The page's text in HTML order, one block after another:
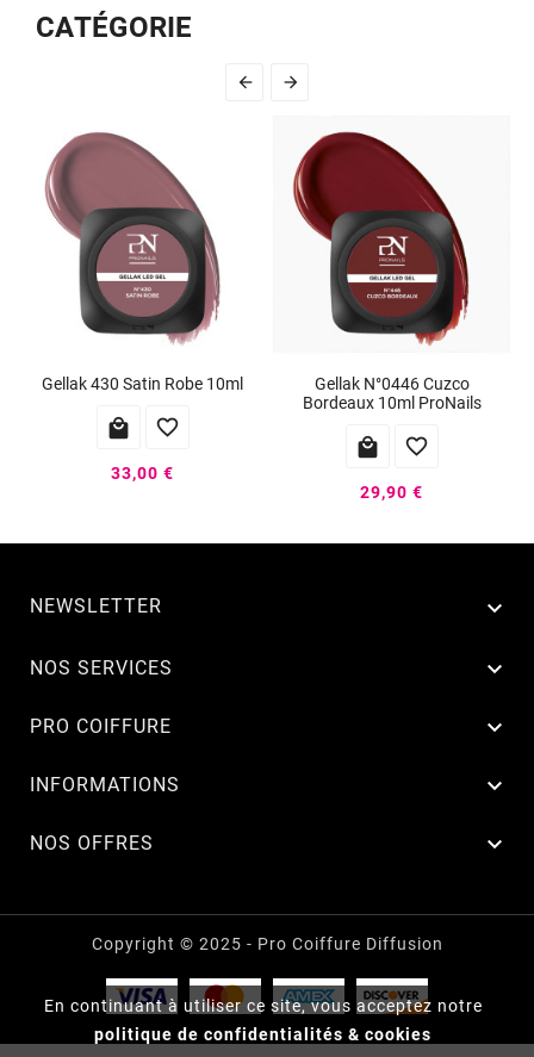
En continuant à utiliser ce site, vous acceptez notre
politique de confidentialités & cookies
CATÉGORIE
 
Gellak 430 Satin Robe 10ml
 
33,00 €
Gellak N°0446 Cuzco
Bordeaux 10ml ProNails
 
29,90 €
NEWSLETTER 
NOS SERVICES 
PRO COIFFURE 
INFORMATIONS 
NOS OFFRES 
Copyright © 2025 - Pro Coiffure Diffusion